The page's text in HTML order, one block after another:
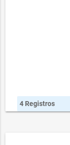
4 Registros